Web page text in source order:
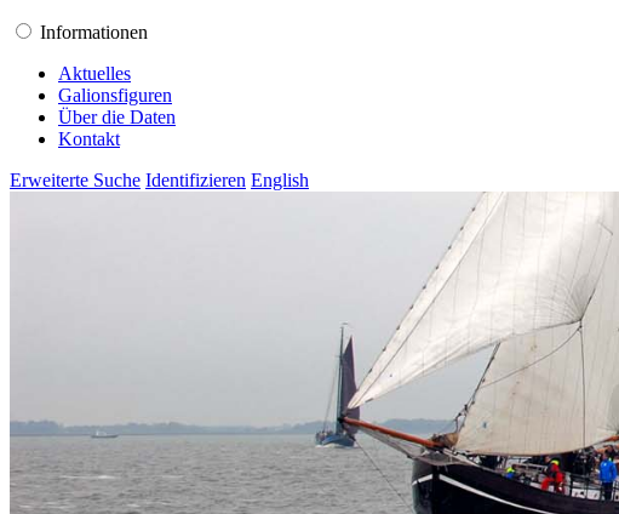
Informationen
Aktuelles
Galionsfiguren
Über die Daten
Kontakt
Erweiterte Suche Identifizieren English